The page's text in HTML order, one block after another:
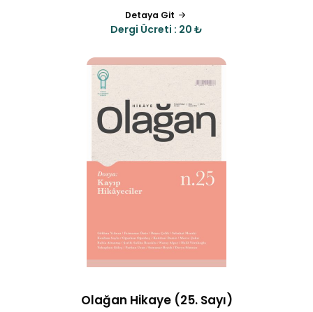
Detaya Git
Dergi Ücreti : 20 ₺
Olağan Hikaye (25. Sayı)